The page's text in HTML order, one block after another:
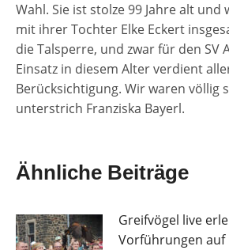
Wahl. Sie ist stolze 99 Jahre alt und
mit ihrer Tochter Elke Eckert
die Talsperre, und zwar für den SV
Einsatz in diesem Alter verdient
Berücksichtigung. Wir waren völlig
unterstrich Franziska Bayerl.
Ähnliche Beiträge
Greifvögel live
Vorführungen auf